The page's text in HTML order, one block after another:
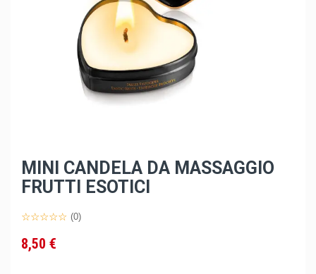
MINI CANDELA DA MASSAGGIO
FRUTTI ESOTICI
(0)
8,50 €